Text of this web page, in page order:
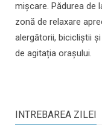
mișcare. Pădurea de
zonă de relaxare
alergătorii, bicicliștii
de agitația orașului.
INTREBAREA ZILEI